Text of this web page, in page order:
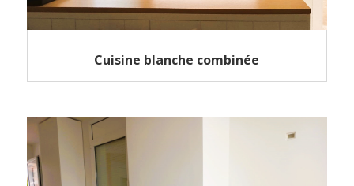
Cuisine blanche combinée